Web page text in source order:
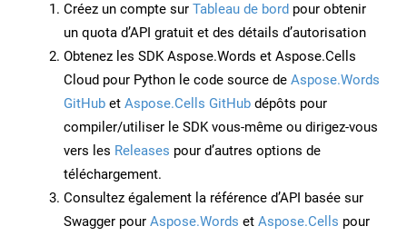
Créez un compte sur Tableau de bord pour obtenir
un quota d’API gratuit et des détails d’autorisation
Obtenez les SDK Aspose.Words et Aspose.Cells
Cloud pour Python le code source de Aspose.Words
GitHub et Aspose.Cells GitHub dépôts pour
compiler/utiliser le SDK vous-même ou dirigez-vous
vers les Releases pour d’autres options de
téléchargement.
Consultez également la référence d’API basée sur
Swagger pour Aspose.Words et Aspose.Cells pour